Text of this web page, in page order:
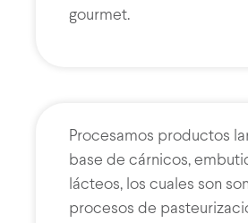
gourmet.
Procesamos productos
base de cárnicos,
lácteos, los cuales son
procesos de